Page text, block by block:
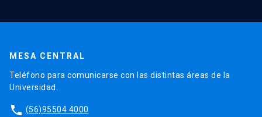
MESA CENTRAL
Teléfono para comunicarse con las distintas áreas de la
Universidad.
phone (56)95504 4000